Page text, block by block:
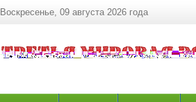
Воскресенье, 09 августа 2026 года